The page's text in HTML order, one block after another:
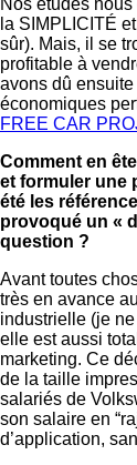
la SIMPLICITÉ
sûr). Mais, il se
profitable à
avons dû
économiques
FREE CAR
Comment en
et formuler une
été les
provoqué un «
question ?
Avant toutes
très en avance
industrielle (je
elle est aussi
marketing. Ce
de la taille
salariés de
son salaire en
d’application,